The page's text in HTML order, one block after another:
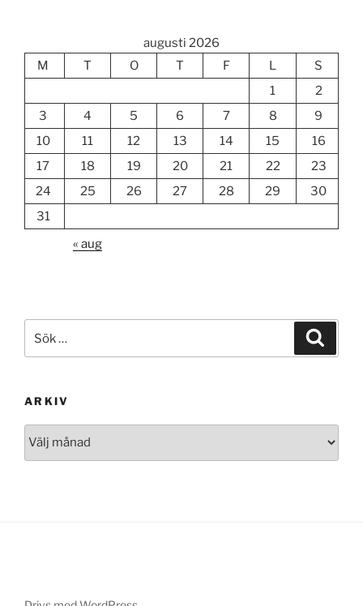
augusti 2026
M
T O T F L
S
1
2
3
4 5 6 7 8
9
10
11 12 13 14 15
16
17
18 19 20 21 22
23
24
25 26 27 28 29
30
31
« aug
efter:
ARKIV